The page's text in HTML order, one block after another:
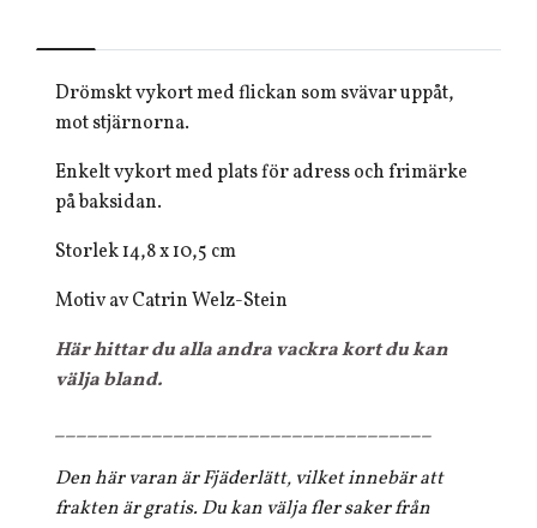
Drömskt vykort med flickan som svävar uppåt,
mot stjärnorna.
Enkelt vykort med plats för adress och frimärke
på baksidan.
Storlek 14,8 x 10,5 cm
Motiv av Catrin Welz-Stein
Här hittar du alla andra vackra kort du kan
välja bland.
___________________________________
Den här varan är Fjäderlätt, vilket innebär att
frakten är gratis. Du kan välja fler saker från